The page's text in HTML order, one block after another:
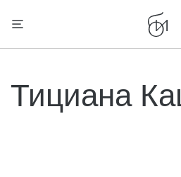
Тициана